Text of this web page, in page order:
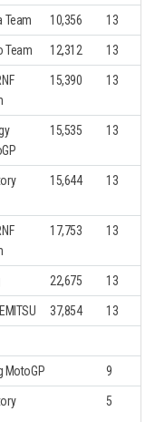
Team 10,356 13
Team 12,312 13
15,390 13
15,535 13
15,644 13
17,753 13
22,675 13
37,854 13
MotoGP 9
5